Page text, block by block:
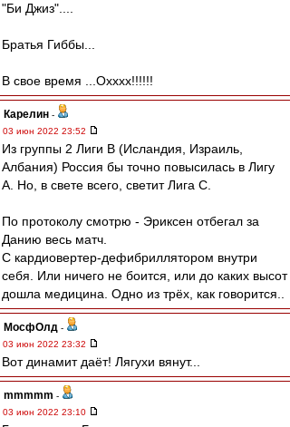
"Би Джиз"....
Братья Гиббы...
В свое время ...Охххх!!!!!!
Карелин -
03 июн 2022 23:52
Из группы 2 Лиги В (Исландия, Израиль,
Албания) Россия бы точно повысилась в Лигу
А. Но, в свете всего, светит Лига С.
По протоколу смотрю - Эриксен отбегал за
Данию весь матч.
С кардиовертер-дефибриллятором внутри
себя. Или ничего не боится, или до каких высот
дошла медицина. Одно из трёх, как говорится..
МосфОлд -
03 июн 2022 23:32
Вот динамит даёт! Лягухи вянут...
mmmmm -
03 июн 2022 23:10